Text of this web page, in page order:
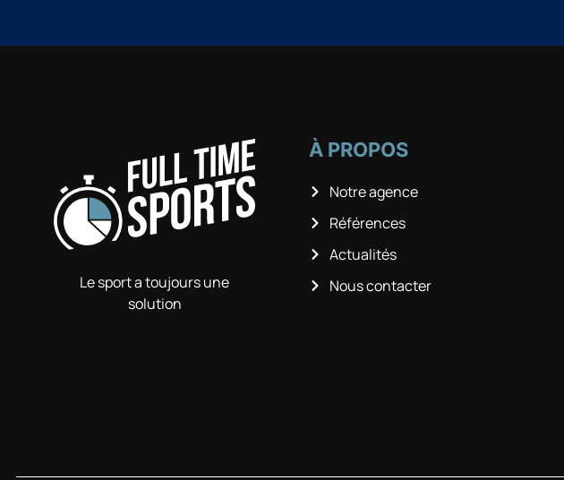
Le sport a toujours une
solution
À PROPOS
Notre agence
Références
Actualités
Nous contacter